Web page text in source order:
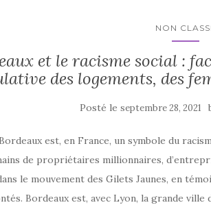
NON
et le racisme social :
des logements, des
Posté leseptembre 28, 2021
est, en France, un symbole du
de propriétaires millionnaires,
le mouvement des Gilets Jaunes, en
Bordeaux est, avec Lyon, la grande ville